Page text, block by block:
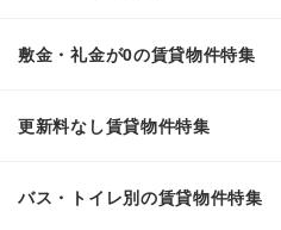
敷金・礼金が0の賃貸物件特集
更新料なし賃貸物件特集
バス・トイレ別の賃貸物件特集